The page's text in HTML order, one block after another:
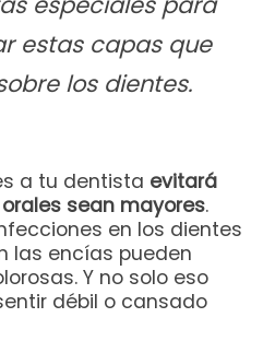
estas capas que
los dientes.
a tu dentista evitará
sean mayores.
en los dientes
las encías pueden
Y no solo eso
débil o cansado